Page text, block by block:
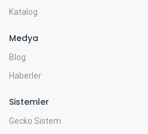
Katalog
Medya
Blog
Haberler
Sistemler
Gecko Sistem